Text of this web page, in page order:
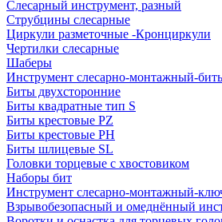
Слесарный инструмент, разный
Струбцины слесарные
Циркули разметочные -Кронциркули
Чертилки слесарные
Шаберы
Инструмент слесарно-монтажный-
Биты двухсторонние
Биты квадратные тип S
Биты крестовые РZ
Биты крестовые РН
Биты шлицевые SL
Головки торцевые с хвостовиком
Наборы бит
Инструмент слесарно-монтажный-
Взрывобезопасный и омеднённый